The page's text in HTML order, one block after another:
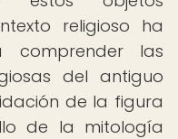
religioso ha
comprender las
del antiguo
de la figura
de la mitología